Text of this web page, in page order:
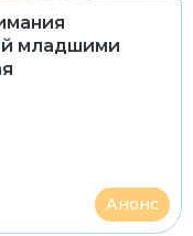
младшими
Анонс